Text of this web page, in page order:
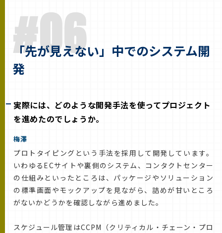
#06
「先が見えない」中でのシステム開
発
実際には、どのような開発手法を使ってプロジェクト
を進めたのでしょうか。
梅澤
プロトタイピングという手法を採用して開発しています。
いわゆるECサイトや裏側のシステム、コンタクトセンター
の仕組みといったところは、パッケージやソリューション
の標準画面やモックアップを見ながら、詰めが甘いところ
がないかどうかを確認しながら進めました。
スケジュール管理はCCPM（クリティカル・チェーン・プロ